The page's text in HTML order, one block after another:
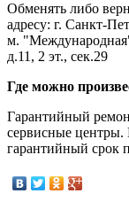
Обменять либо
адресу: г. Санкт-
м.
д.11, 2 эт., сек.29
Где можно
Гарантийный
сервисные центры.
гарантийный срок